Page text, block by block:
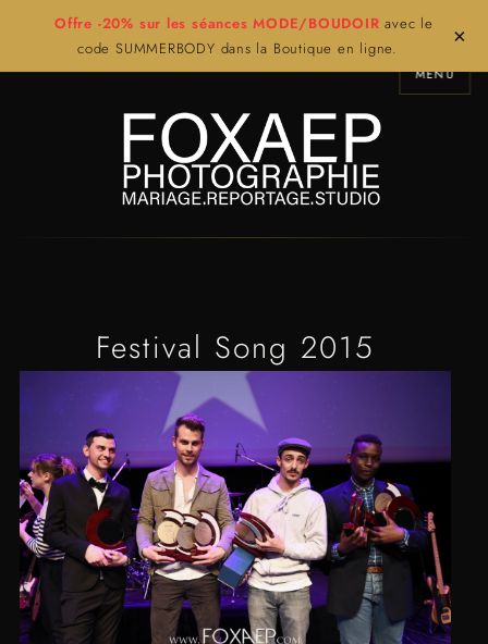
Offre -20% sur les séances MODE/BOUDOIR avec le
code SUMMERBODY dans la Boutique en ligne.
×
MENU
Festival Song 2015